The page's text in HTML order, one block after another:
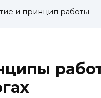
и принцип работы